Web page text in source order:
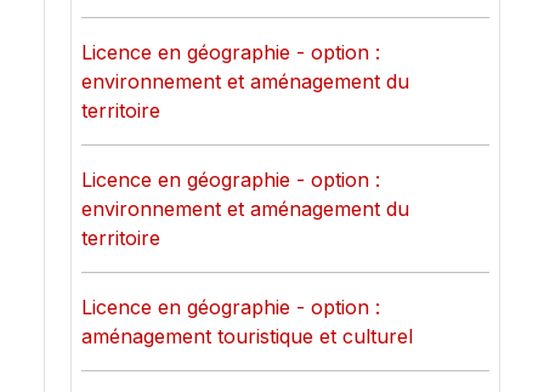
Licence en géographie - option :
environnement et aménagement du
territoire
Licence en géographie - option :
environnement et aménagement du
territoire
Licence en géographie - option :
aménagement touristique et culturel